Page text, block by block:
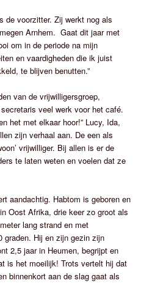
de voorzitter. Zij werkt nog als
Arnhem. Gaat dit jaar met
om in de periode na mijn
en vaardigheden die ik juist
te blijven benutten.”
van de vrijwilligersgroep,
veel werk voor het café.
het met elkaar hoor!” Lucy, Ida,
zijn verhaal aan. De een als
vrijwilliger. Bij allen is er de
te laten weten en voelen dat ze
aandachtig. Habtom is geboren en
Oost Afrika, drie keer zo groot als
lang strand en met
graden. Hij en zijn gezin zijn
2,5 jaar in Heumen, begrijpt en
is het moeilijk! Trots vertelt hij dat
binnenkort aan de slag gaat als